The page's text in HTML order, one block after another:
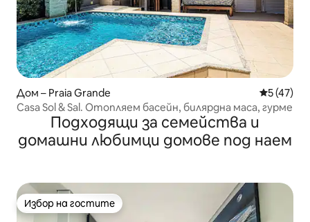
Дом – Praia Grande Средна
5 (47)
Casa Sol & Sal. Отопляем басейн, билярдна маса, гурме
Подходящи за семейства и
домашни любимци домове под наем
Избор на гостите
Избор на гостите